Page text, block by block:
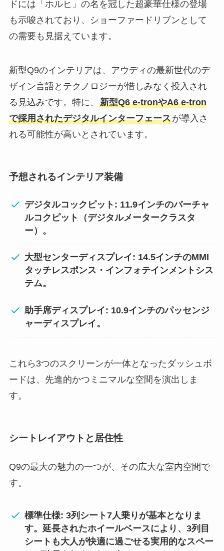
ドには「ホルヒ」の名を冠した超豪華仕様の登場
も示唆されており、ショーファードリブンとして
の需要も見据えています。
新型Q9のインテリアは、アウディの最新世代のデ
ザイン言語とテクノロジーが惜しみなく投入され
る見込みです。特に、 新型Q6 e-tronやA6 e-tron
で採用されたデジタルインターフェースが導入さ
れる可能性が高いとされています。
予想されるインテリア装備
デジタルコックピット: 11.9インチのバーチャ
ルコクピット（デジタルメータークラスタ
ー）。
大型センターディスプレイ: 14.5インチのMMI
タッチレスポンス・インフォテインメントシス
テム。
助手席ディスプレイ: 10.9インチのパッセンジ
ャーディスプレイ。
これら3つのスクリーンが一体となったダッシュボ
ードは、先進的かつミニマルな空間を演出しま
す。
シートレイアウトと居住性
Q9の最大の魅力の一つが、その広大な室内空間で
す。
標準仕様: 3列シート7人乗りが基本となりま
す。延長されたホイールベースにより、3列目
シートも大人が快適に過ごせる実用的なスペー